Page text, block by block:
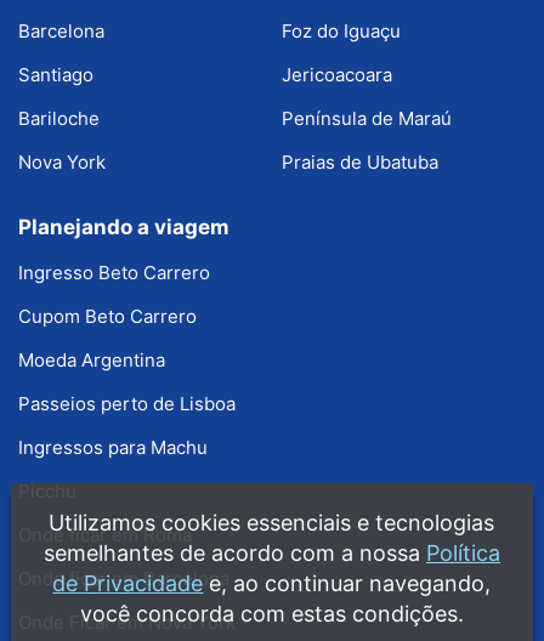
Barcelona
Santiago
Bariloche
Nova York
Foz do Iguaçu
Jericoacoara
Península de Maraú
Praias de Ubatuba
Planejando a viagem
Ingresso Beto Carrero
Cupom Beto Carrero
Moeda Argentina
Passeios perto de Lisboa
Ingressos para Machu
Picchu
Onde ficar em Roma
Onde ficar em Barcelona
Onde Ficar em Nova York
Utilizamos cookies essenciais e tecnologias
semelhantes de acordo com a nossa Política
de Privacidade e, ao continuar navegando,
você concorda com estas condições.